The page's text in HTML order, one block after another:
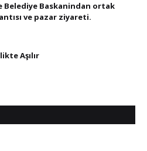
Belediye Baskanindan ortak
ve pazar ziyareti.
Aşılır